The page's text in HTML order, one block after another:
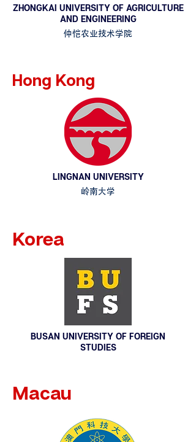
ZHONGKAI UNIVERSITY OF AGRICULTURE
AND ENGINEERING
仲恺农业技术学院
Hong Kong
LINGNAN UNIVERSITY
岭南大学
Korea
BUSAN UNIVERSITY OF FOREIGN
STUDIES
Macau